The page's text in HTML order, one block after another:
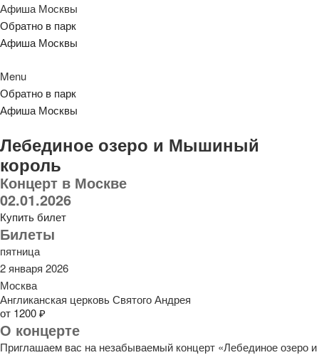
Афиша Москвы
Обратно в парк
Афиша Москвы
Menu
Обратно в парк
Афиша Москвы
Лебединое озеро и Мышиный
король
Концерт в Москве
02.01.2026
Купить билет
Билеты
пятница
2 января 2026
Москва
Англиканская церковь Святого Андрея
от 1200 ₽
О концерте
Приглашаем вас на незабываемый концерт «Лебединое озеро и